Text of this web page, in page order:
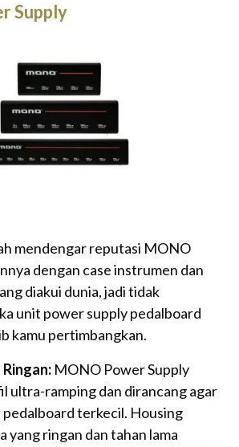
Supply
mendengar reputasi MONO
dengan case instrumen dan
diakui dunia, jadi tidak
unit power supply pedalboard
kamu pertimbangkan.
MONO Power Supply
ultra-ramping dan dirancang agar
pedalboard terkecil. Housing
yang ringan dan tahan lama